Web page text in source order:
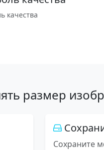
качества
размер
Сохраните